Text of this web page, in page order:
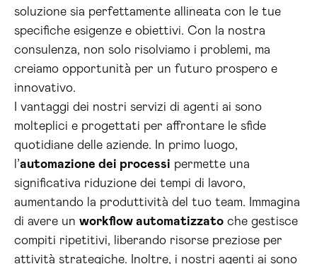
soluzione sia perfettamente allineata con le tue
specifiche esigenze e obiettivi. Con la nostra
consulenza, non solo risolviamo i problemi, ma
creiamo opportunità per un futuro prospero e
innovativo.
I vantaggi dei nostri servizi di agenti ai sono
molteplici e progettati per affrontare le sfide
quotidiane delle aziende. In primo luogo,
l’automazione dei processi permette una
significativa riduzione dei tempi di lavoro,
aumentando la produttività del tuo team. Immagina
di avere un workflow automatizzato che gestisce
compiti ripetitivi, liberando risorse preziose per
attività strategiche. Inoltre, i nostri agenti ai sono